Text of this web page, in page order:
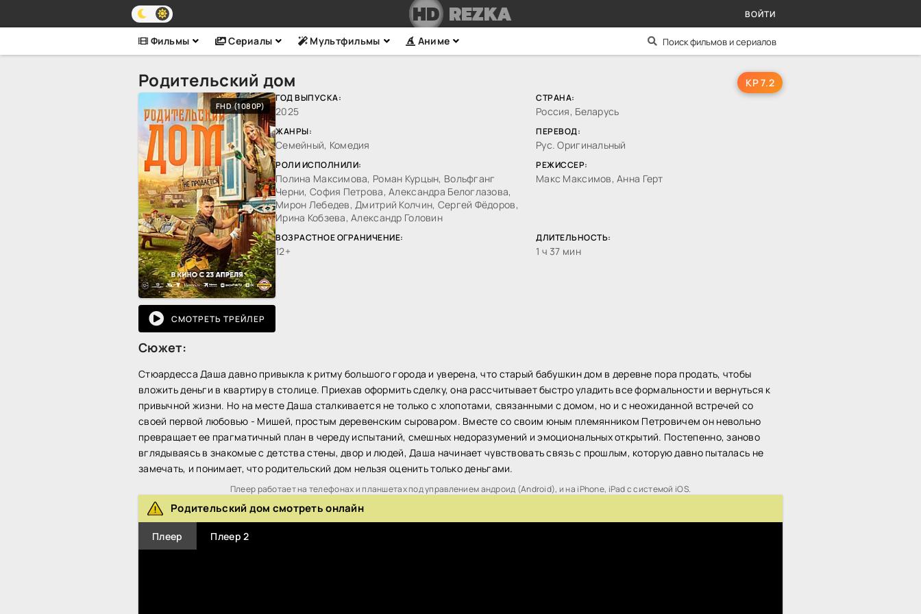
HDREZKA ВОЙТИ
Фильмы Сериалы Мультфильмы Аниме
Родительский дом KP 7.2
FHD (1080P)
СМОТРЕТЬ ТРЕЙЛЕР
ГОД ВЫПУСКА:
2025
СТРАНА:
Россия, Беларусь
ЖАНРЫ:
Семейный, Комедия
ПЕРЕВОД:
Рус. Оригинальный
РОЛИ ИСПОЛНИЛИ:
Полина Максимова, Роман Курцын, Вольфганг
Черни, София Петрова, Александра Белоглазова,
Мирон Лебедев, Дмитрий Колчин, Сергей Фёдоров,
Ирина Кобзева, Александр Головин
РЕЖИССЕР:
Макс Максимов, Анна Герт
ВОЗРАСТНОЕ ОГРАНИЧЕНИЕ:
12+
ДЛИТЕЛЬНОСТЬ:
1 ч 37 мин
Сюжет:
Стюардесса Даша давно привыкла к ритму большого города и уверена, что старый бабушкин дом в деревне пора продать, чтобы
вложить деньги в квартиру в столице. Приехав оформить сделку, она рассчитывает быстро уладить все формальности и вернуться к
привычной жизни. Но на месте Даша сталкивается не только с хлопотами, связанными с домом, но и с неожиданной встречей со
своей первой любовью - Мишей, простым деревенским сыроваром. Вместе со своим юным племянником Петровичем он невольно
превращает ее прагматичный план в череду испытаний, смешных недоразумений и эмоциональных открытий. Постепенно, заново
вглядываясь в знакомые с детства стены, двор и людей, Даша начинает чувствовать связь с прошлым, которую давно пыталась не
замечать, и понимает, что родительский дом нельзя оценить только деньгами.
Плеер работает на телефонах и планшетах под управлением андроид (Android), и на iPhone, iPad с системой iOS.
Родительский дом смотреть онлайн
Плеер Плеер 2